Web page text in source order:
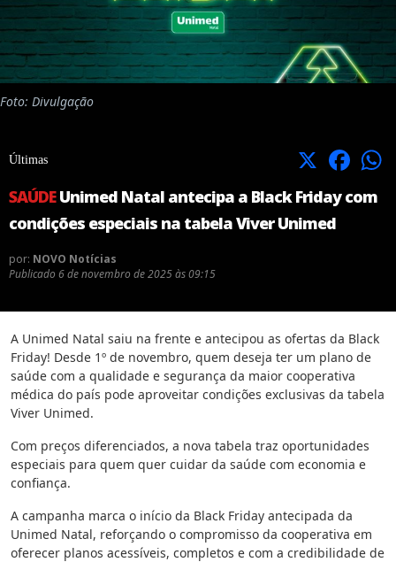
Foto: Divulgação
Últimas X Facebook
SAÚDEUnimed Natal antecipa a Black Friday com
condições especiais na tabela Viver Unimed
por: NOVO Notícias
Publicado 6 de novembro de 2025 às 09:15
A Unimed Natal saiu na frente e antecipou as ofertas da Black
Friday! Desde 1º de novembro, quem deseja ter um plano de
saúde com a qualidade e segurança da maior cooperativa
médica do país pode aproveitar condições exclusivas da tabela
Viver Unimed.
Com preços diferenciados, a nova tabela traz oportunidades
especiais para quem quer cuidar da saúde com economia e
confiança.
A campanha marca o início da Black Friday antecipada da
Unimed Natal, reforçando o compromisso da cooperativa em
oferecer planos acessíveis, completos e com a credibilidade de